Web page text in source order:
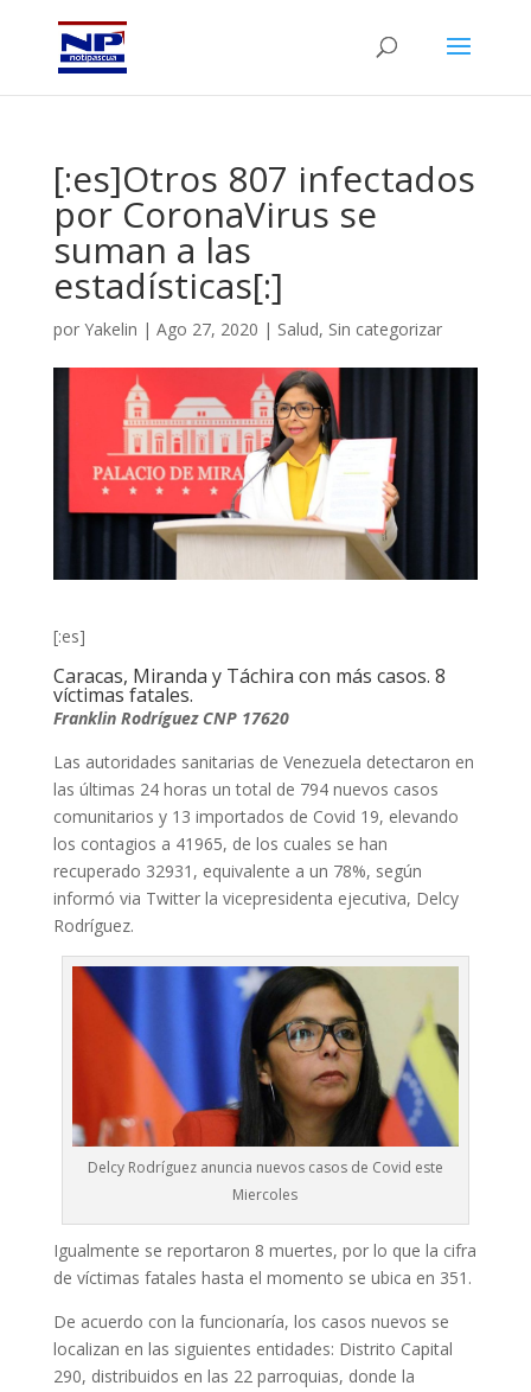
[:es]Otros 807 infectados
por CoronaVirus se
suman a las
estadísticas[:]
por Yakelin | Ago 27, 2020 | Salud, Sin categorizar
[:es]
Caracas, Miranda y Táchira con más casos. 8
víctimas fatales.
Franklin Rodríguez CNP 17620
Las autoridades sanitarias de Venezuela detectaron en
las últimas 24 horas un total de 794 nuevos casos
comunitarios y 13 importados de Covid 19, elevando
los contagios a 41965, de los cuales se han
recuperado 32931, equivalente a un 78%, según
informó via Twitter la vicepresidenta ejecutiva, Delcy
Rodríguez.
Delcy Rodríguez anuncia nuevos casos de Covid este
Miercoles
Igualmente se reportaron 8 muertes, por lo que la cifra
de víctimas fatales hasta el momento se ubica en 351.
De acuerdo con la funcionaría, los casos nuevos se
localizan en las siguientes entidades: Distrito Capital
290, distribuidos en las 22 parroquias, donde la